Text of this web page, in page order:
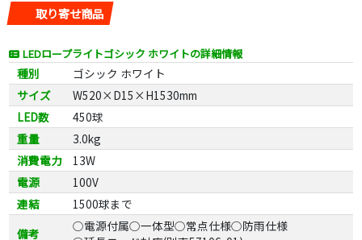
取り寄せ商品
LEDロープライトゴシック ホワイトの詳細情報
種別
ゴシック ホワイト
サイズ
W520×D15×H1530mm
LED数
450球
重量
3.0kg
消費電力
13W
電源
100V
連結
1500球まで
備考
○電源付属○一体型○常点仕様○防雨仕様